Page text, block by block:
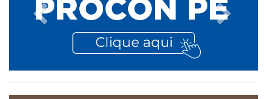
Previous